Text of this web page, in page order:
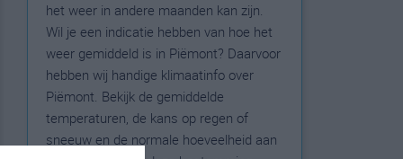
het weer in andere maanden kan zijn.
Wil je een indicatie hebben van hoe het
weer gemiddeld is in Piëmont? Daarvoor
hebben wij handige klimaatinfo over
Piëmont. Bekijk de gemiddelde
temperaturen, de kans op regen of
sneeuw en de normale hoeveelheid aan